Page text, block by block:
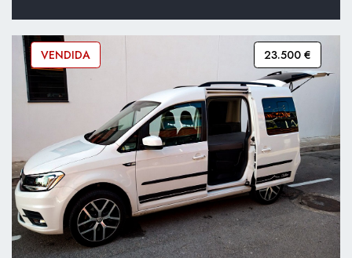
VENDIDA 23.500 €